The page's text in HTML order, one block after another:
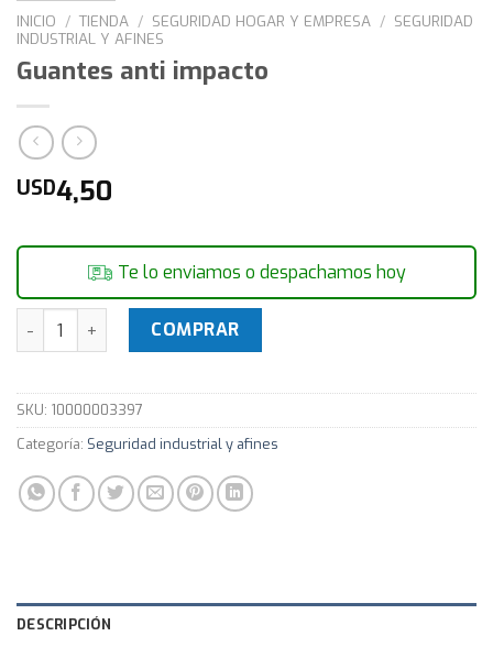
INICIO / TIENDA / SEGURIDAD HOGAR Y EMPRESA / SEGURIDAD
INDUSTRIAL Y AFINES
Guantes anti impacto
USD4,50
Te lo enviamos o despachamos hoy
Guantes anti impacto cantidad
COMPRAR
SKU: 10000003397
Categoría: Seguridad industrial y afines
DESCRIPCIÓN